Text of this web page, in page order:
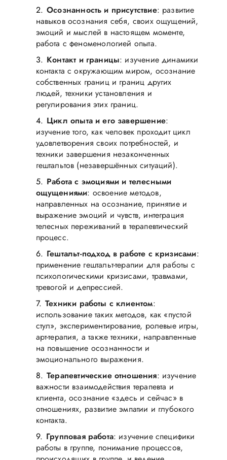
Осознанность и присутствие: развитие
навыков осознания себя, своих ощущений,
эмоций и мыслей в настоящем моменте,
работа с феноменологией опыта.
Контакт и границы: изучение динамики
контакта с окружающим миром, осознание
собственных границ и границ других
людей, техники установления и
регулирования этих границ.
Цикл опыта и его завершение:
изучение того, как человек проходит цикл
удовлетворения своих потребностей, и
техники завершения незаконченных
гештальтов (незавершённых ситуаций).
Работа с эмоциями и телесными
ощущениями: освоение методов,
направленных на осознание, принятие и
выражение эмоций и чувств, интеграция
телесных переживаний в терапевтический
процесс.
Гештальт-подход в работе с кризисами:
применение гештальт-терапии для работы с
психологическими кризисами, травмами,
тревогой и депрессией.
Техники работы с клиентом:
использование таких методов, как «пустой
стул», экспериментирование, ролевые игры,
арт-терапия, а также техники, направленные
на повышение осознанности и
эмоционального выражения.
Терапевтические отношения: изучение
важности взаимодействия терапевта и
клиента, осознание «здесь и сейчас» в
отношениях, развитие эмпатии и глубокого
контакта.
Групповая работа: изучение специфики
работы в группе, понимание процессов,